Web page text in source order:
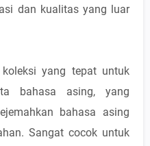
dan kualitas yang luar
yang tepat untuk
bahasa asing, yang
bahasa asing
Sangat cocok untuk